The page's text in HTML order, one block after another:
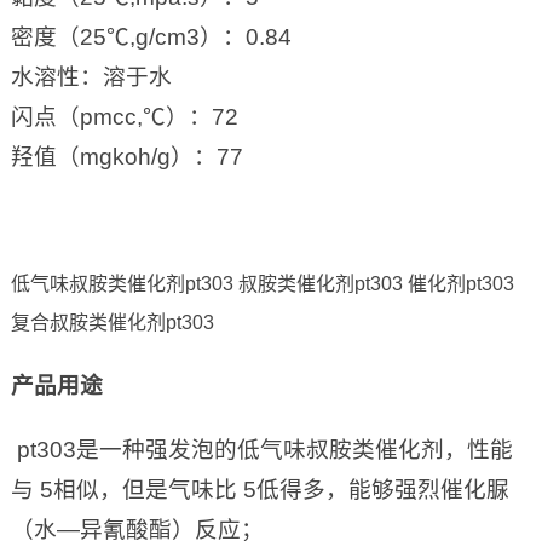
密度（25℃,g/cm3）：0.84
水溶性：溶于水
闪点（pmcc,℃）：72
羟值（mgkoh/g）：77
低气味叔胺类催化剂pt303 叔胺类催化剂pt303 催化剂pt303
复合叔胺类催化剂pt303
产品用途
pt303是一种强发泡的低气味叔胺类催化剂，性能
与 5相似，但是气味比 5低得多，能够强烈催化脲
（水—异氰酸酯）反应；